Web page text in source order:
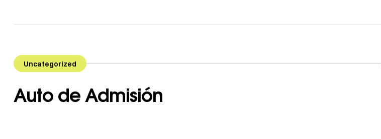
Uncategorized
Auto de Admisión